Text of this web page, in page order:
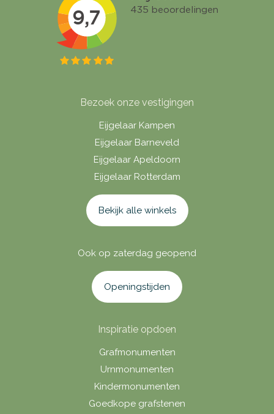
Bezoek onze vestigingen
Eijgelaar Kampen
Eijgelaar Barneveld
Eijgelaar Apeldoorn
Eijgelaar Rotterdam
Bekijk alle winkels
Ook op zaterdag geopend
Openingstijden
Inspiratie opdoen
Grafmonumenten
Urnmonumenten
Kindermonumenten
Goedkope grafstenen